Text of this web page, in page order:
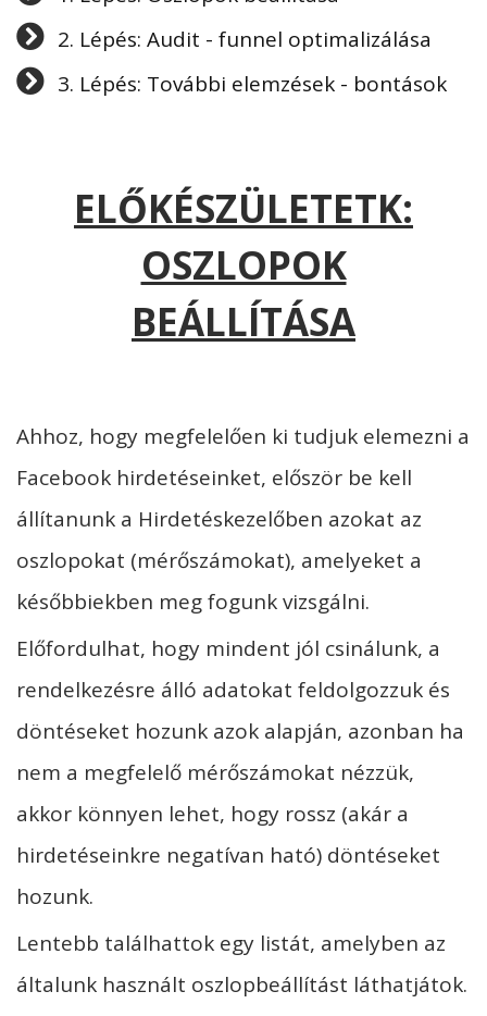
2. Lépés: Audit - funnel optimalizálása
3. Lépés: További elemzések - bontások
ELŐKÉSZÜLETETK:
OSZLOPOK
BEÁLLÍTÁSA
Ahhoz, hogy megfelelően ki tudjuk elemezni a
Facebook hirdetéseinket, először be kell
állítanunk a Hirdetéskezelőben azokat az
oszlopokat (mérőszámokat), amelyeket a
későbbiekben meg fogunk vizsgálni.
Előfordulhat, hogy mindent jól csinálunk, a
rendelkezésre álló adatokat feldolgozzuk és
döntéseket hozunk azok alapján, azonban ha
nem a megfelelő mérőszámokat nézzük,
akkor könnyen lehet, hogy rossz (akár a
hirdetéseinkre negatívan ható) döntéseket
hozunk.
Lentebb találhattok egy listát, amelyben az
általunk használt oszlopbeállítást láthatjátok.